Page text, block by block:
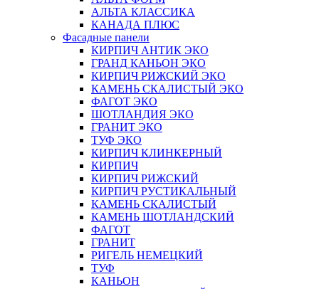
АЛЬТА КЛАССИКА
КАНАДА ПЛЮС
Фасадные панели
КИРПИЧ АНТИК ЭКО
ГРАНД КАНЬОН ЭКО
КИРПИЧ РИЖСКИЙ ЭКО
КАМЕНЬ СКАЛИСТЫЙ ЭКО
ФАГОТ ЭКО
ШОТЛАНДИЯ ЭКО
ГРАНИТ ЭКО
ТУФ ЭКО
КИРПИЧ КЛИНКЕРНЫЙ
КИРПИЧ
КИРПИЧ РИЖСКИЙ
КИРПИЧ РУСТИКАЛЬНЫЙ
КАМЕНЬ СКАЛИСТЫЙ
КАМЕНЬ ШОТЛАНДСКИЙ
ФАГОТ
ГРАНИТ
РИГЕЛЬ НЕМЕЦКИЙ
ТУФ
КАНЬОН